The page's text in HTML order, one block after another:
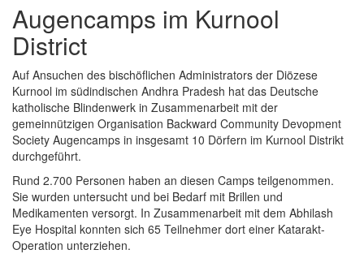
Augencamps im Kurnool
District
Auf Ansuchen des bischöflichen Administrators der Diözese
Kurnool im südindischen Andhra Pradesh hat das Deutsche
katholische Blindenwerk in Zusammenarbeit mit der
gemeinnützigen Organisation Backward Community Devopment
Society Augencamps in insgesamt 10 Dörfern im Kurnool Distrikt
durchgeführt.
Rund 2.700 Personen haben an diesen Camps teilgenommen.
Sie wurden untersucht und bei Bedarf mit Brillen und
Medikamenten versorgt. In Zusammenarbeit mit dem Abhilash
Eye Hospital konnten sich 65 Teilnehmer dort einer Katarakt-
Operation unterziehen.